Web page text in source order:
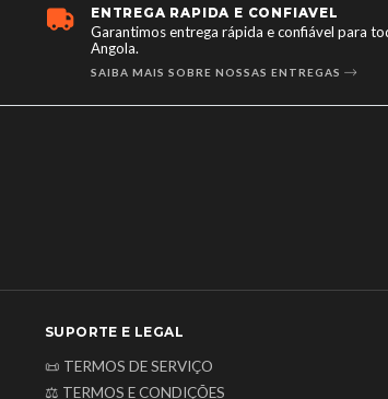
ENTREGA RÁPIDA E CONFIÁVEL
Garantimos entrega rápida e confiável para toda
Angola.
SAIBA MAIS SOBRE NOSSAS ENTREGAS
SUPORTE E LEGAL
📜 TERMOS DE SERVIÇO
⚖️ TERMOS E CONDIÇÕES